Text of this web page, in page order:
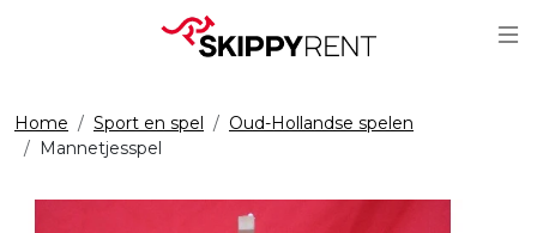
Home Sport en spel
Oud-Hollandse spelen
Mannetjesspel